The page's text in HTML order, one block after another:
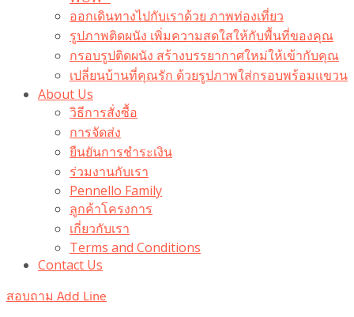
ออกเดินทางไปกับเราด้วย ภาพท่องเที่ยว
รูปภาพติดผนัง เพิ่มความสดใสให้กับพื้นที่ของคุณ
กรอบรูปติดผนัง สร้างบรรยากาศใหม่ให้เข้ากับคุณ
เปลี่ยนบ้านที่คุณรัก ด้วยรูปภาพใส่กรอบพร้อมแขวน​
About Us
วิธีการสั่งซื้อ
การจัดส่ง
ยืนยันการชำระเงิน
ร่วมงานกับเรา
Pennello Family
ลูกค้าโครงการ
เกี่ยวกับเรา
Terms and Conditions
Contact Us
สอบถาม Add Line